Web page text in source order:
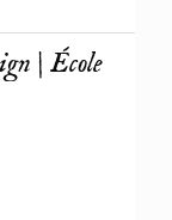
| École